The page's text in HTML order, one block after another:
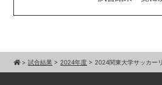
>試合結果 > 2024年度 > 2024関東大学サッカー